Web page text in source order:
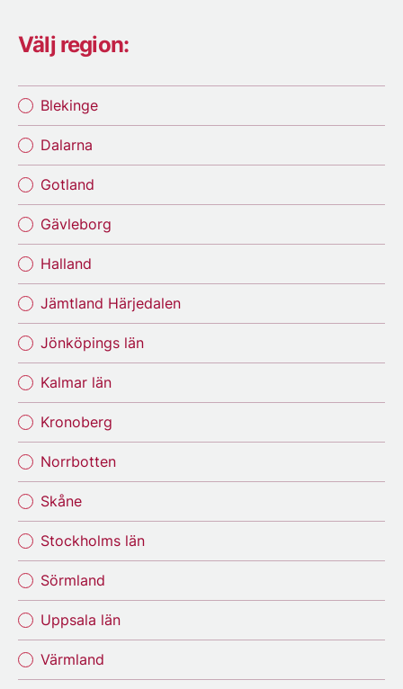
Välj region:
Blekinge
Dalarna
Gotland
Gävleborg
Halland
Jämtland Härjedalen
Jönköpings län
Kalmar län
Kronoberg
Norrbotten
Skåne
Stockholms län
Sörmland
Uppsala län
Värmland